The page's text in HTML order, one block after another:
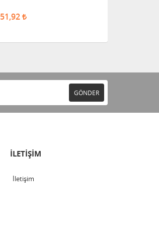
51,92
GÖNDER
İLETİŞİM
İletişim